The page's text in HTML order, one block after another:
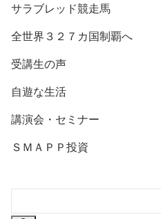
サラブレッド競走馬
全世界３２７カ国制覇へ
受講生の声
自遊な生活
講演会・セミナー
ＳＭＡＰＰ投資